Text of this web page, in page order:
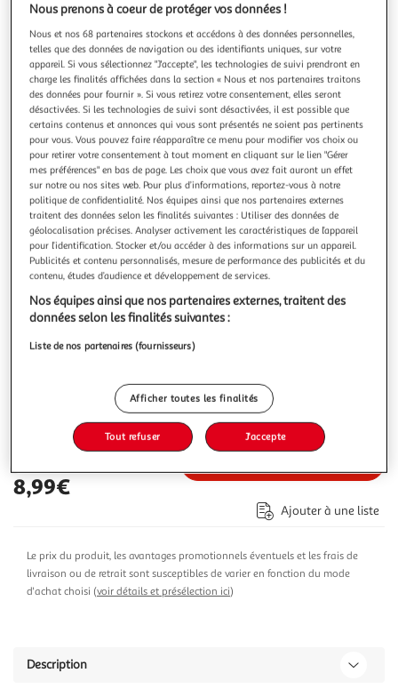
Illustration
précédente
Illustration
suivante
TOUCAN
Lot de 3 éponges magiques pour ligne d'eau - pool
gom x3
Toucan POOL GOM X3 L'éponge magique Pool'Gom® est
spécialement adaptée pour le nettoyage de la ligne d'eau
et de tout le matériel plastique rencontré dans
l'environnement des piscines et spasL'éponge magique
Pool'Gom® est réalisé à partir d'une mousse plastique
brevetée qui a la capacité particulièr
En savoir +
Vendu parProvence outillage
Livraison dès 5/6 jours
6,50€
Plus d'options
Vendu parProvence outillage
Plus d'options
Vendu parJardideco
8,99€
Ajouter à une liste
Le prix du produit, les avantages promotionnels éventuels et les frais de
livraison ou de retrait sont susceptibles de varier en fonction du mode
d'achat choisi (voir détails et présélection ici)
Description
Nous prenons à coeur de protéger vos données !
Nous et nos 68 partenaires stockons et accédons à des données personnelles,
telles que des données de navigation ou des identifiants uniques, sur votre
appareil. Si vous sélectionnez "J'accepte", les technologies de suivi prendront en
charge les finalités affichées dans la section « Nous et nos partenaires traitons
des données pour fournir ». Si vous retirez votre consentement, elles seront
désactivées. Si les technologies de suivi sont désactivées, il est possible que
certains contenus et annonces qui vous sont présentés ne soient pas pertinents
pour vous. Vous pouvez faire réapparaître ce menu pour modifier vos choix ou
pour retirer votre consentement à tout moment en cliquant sur le lien "Gérer
mes préférences" en bas de page. Les choix que vous avez fait auront un effet
sur notre ou nos sites web. Pour plus d’informations, reportez-vous à notre
politique de confidentialité. Nos équipes ainsi que nos partenaires externes
traitent des données selon les finalités suivantes : Utiliser des données de
géolocalisation précises. Analyser activement les caractéristiques de l’appareil
pour l’identification. Stocker et/ou accéder à des informations sur un appareil.
Publicités et contenu personnalisés, mesure de performance des publicités et du
contenu, études d’audience et développement de services.
Nos équipes ainsi que nos partenaires externes, traitent des
données selon les finalités suivantes :
Liste de nos partenaires (fournisseurs)
Afficher toutes les finalités
Tout refuser J'accepte